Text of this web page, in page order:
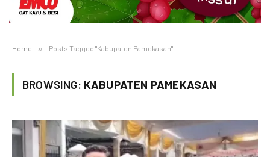
Home » Posts Tagged "Kabupaten Pamekasan"
BROWSING: KABUPATEN PAMEKASAN